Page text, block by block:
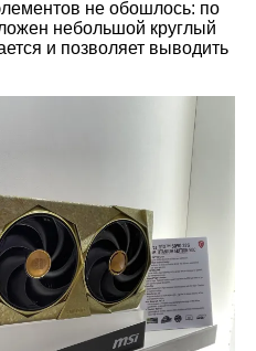
не обошлось: по
небольшой круглый
и позволяет выводить